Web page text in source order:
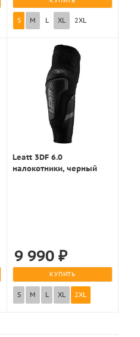
S M L XL 2XL
Leatt 3DF 6.0
налокотники, черный
9 990 ₽
КУПИТЬ
S M L XL 2XL